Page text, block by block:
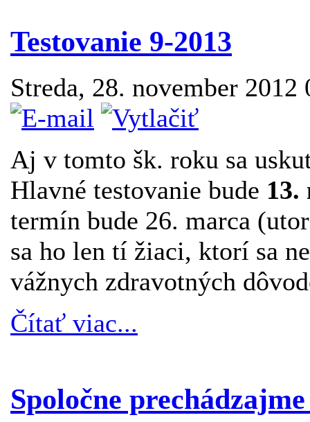
Testovanie 9-2013
Streda, 28. november
Aj v tomto šk. roku sa
Hlavné testovanie bude 13.
termín bude 26. marca
sa ho len tí žiaci, ktorí sa
vážnych zdravotných
Čítať viac...
Spoločne